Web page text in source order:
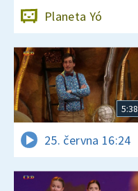
Planeta Yó
5:38
25. června 16:24